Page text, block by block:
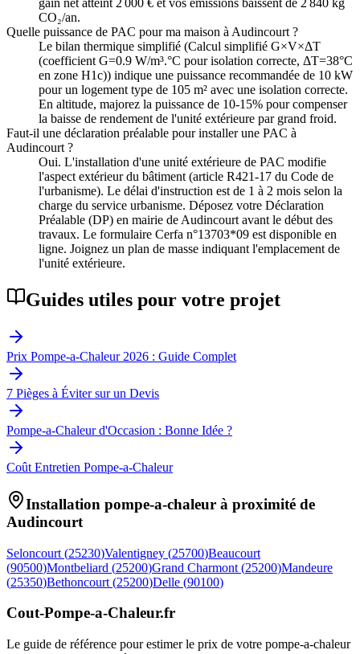
gain net atteint 2 000 € et vos émissions baissent de 2 840 kg
CO₂/an.
Quelle puissance de PAC pour ma maison à Audincourt ?
Le bilan thermique simplifié (Calcul simplifié G×V×ΔT
(coefficient G=0.9 W/m³.°C pour isolation correcte, ΔT=38°C
en zone H1c)) indique une puissance recommandée de 10 kW
pour un logement type de 105 m² avec une isolation correcte.
En altitude, majorez la puissance de 10-15% pour compenser
la baisse de rendement de l'unité extérieure par grand froid.
Faut-il une déclaration préalable pour installer une PAC à
Audincourt ?
Oui. L'installation d'une unité extérieure de PAC modifie
l'aspect extérieur du bâtiment (article R421-17 du Code de
l'urbanisme). Le délai d'instruction est de 1 à 2 mois selon la
charge du service urbanisme. Déposez votre Déclaration
Préalable (DP) en mairie de Audincourt avant le début des
travaux. Le formulaire Cerfa n°13703*09 est disponible en
ligne. Joignez un plan de masse indiquant l'emplacement de
l'unité extérieure.
Guides utiles pour votre projet
Prix Pompe-a-Chaleur 2026 : Guide Complet
7 Pièges à Éviter sur un Devis
Pompe-a-Chaleur d'Occasion : Bonne Idée ?
Coût Entretien Pompe-a-Chaleur
Installation pompe-a-chaleur à proximité de
Audincourt
Seloncourt (25230)Valentigney (25700)Beaucourt
(90500)Montbeliard (25200)Grand Charmont (25200)Mandeure
(25350)Bethoncourt (25200)Delle (90100)
Cout-Pompe-a-Chaleur.fr
Le guide de référence pour estimer le prix de votre pompe-a-chaleur